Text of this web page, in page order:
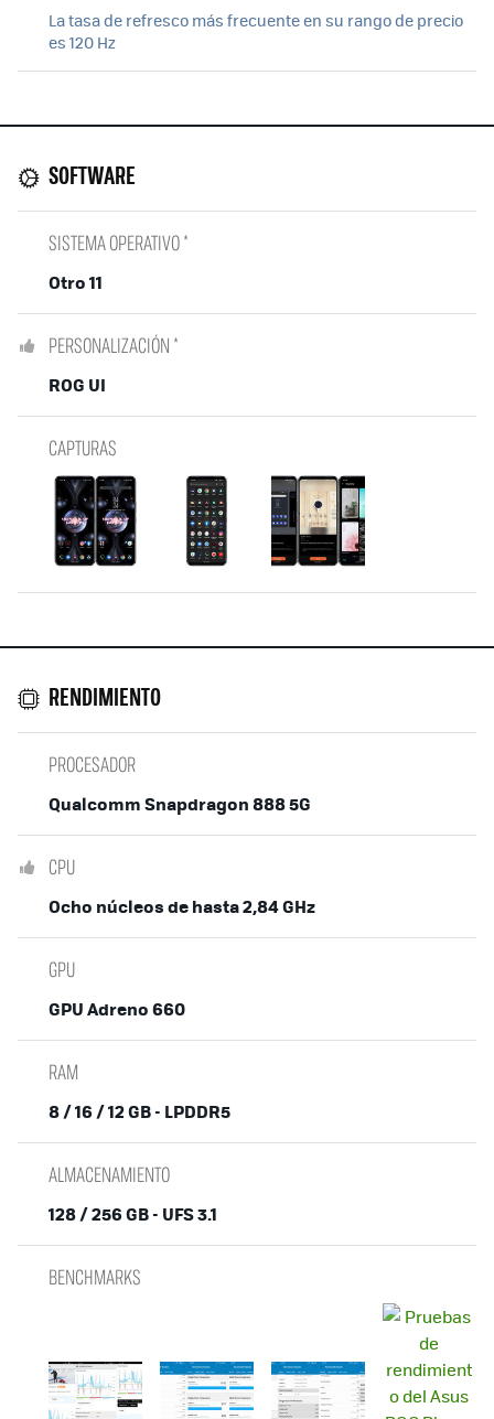
La tasa de refresco más frecuente en su rango de precio
es 120 Hz
SOFTWARE
SISTEMA OPERATIVO *
Otro 11
PERSONALIZACIÓN *
ROG UI
CAPTURAS
RENDIMIENTO
PROCESADOR
Qualcomm Snapdragon 888 5G
CPU
Ocho núcleos de hasta 2,84 GHz
GPU
GPU Adreno 660
RAM
8 / 16 / 12 GB - LPDDR5
ALMACENAMIENTO
128 / 256 GB - UFS 3.1
BENCHMARKS